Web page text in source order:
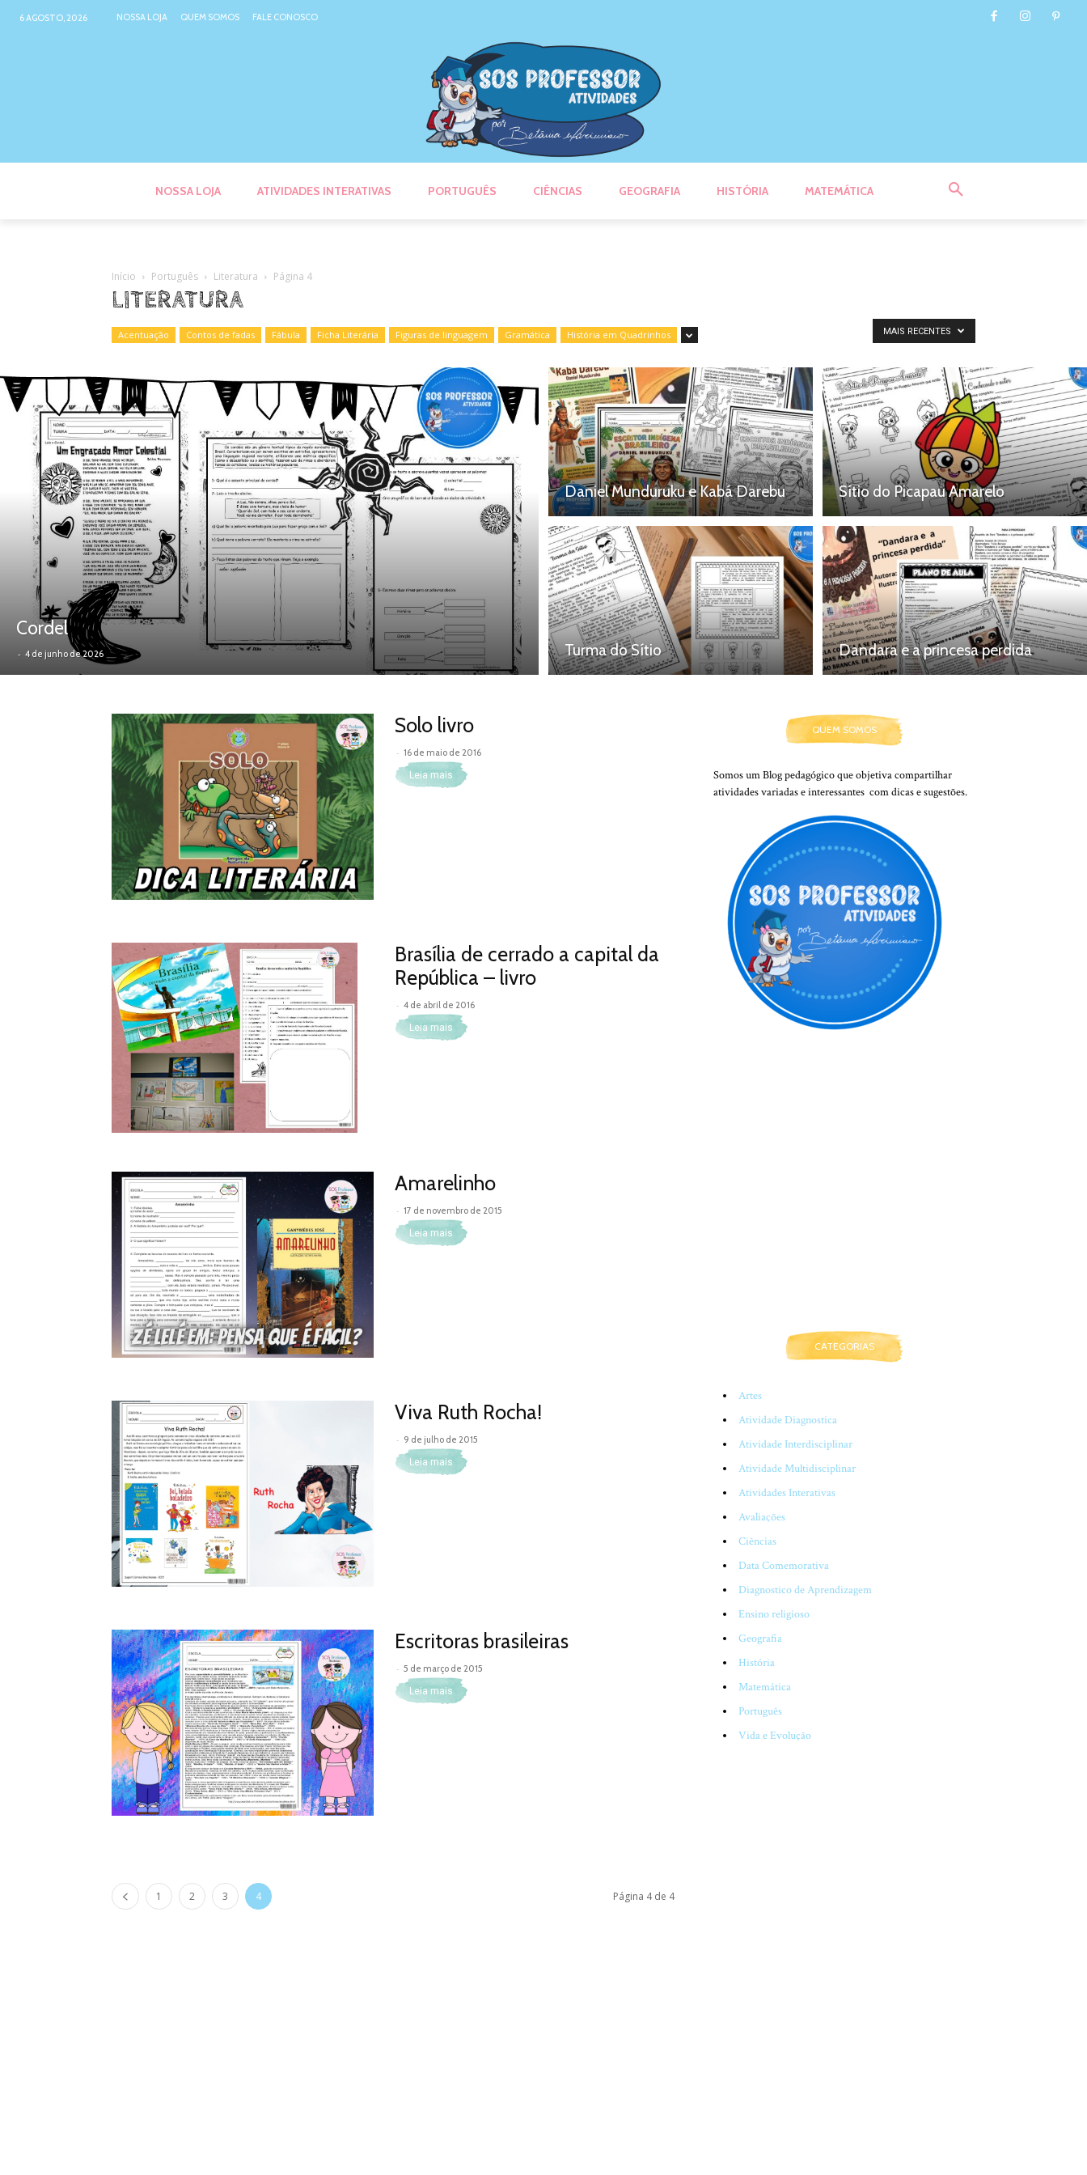
6 AGOSTO, 2026 NOSSA LOJA QUEM SOMOS FALE CONOSCO
NOSSA LOJA ATIVIDADES INTERATIVAS PORTUGUÊS CIÊNCIAS GEOGRAFIA HISTÓRIA MATEMÁTICA
Início Português Literatura Página 4
LITERATURA
Acentuação Contos de fadas Fábula Ficha Literária Figuras de linguagem Gramática História em Quadrinhos MAIS RECENTES
Cordel
- 4 de junho de 2026
Daniel Munduruku e Kabá Darebu Sítio do Picapau Amarelo
Turma do Sítio Dandara e a princesa perdida
Solo livro
- 16 de maio de 2016
Leia mais
Brasília de cerrado a capital da
República – livro
- 4 de abril de 2016
Leia mais
Amarelinho
- 17 de novembro de 2015
Leia mais
Viva Ruth Rocha!
- 9 de julho de 2015
Leia mais
Escritoras brasileiras
- 5 de março de 2015
Leia mais
1 2 3 4 Página 4 de 4
QUEM SOMOS
Somos um Blog pedagógico que objetiva compartilhar
atividades variadas e interessantes com dicas e sugestões.
CATEGORIAS
Artes
Atividade Diagnostica
Atividade Interdisciplinar
Atividade Multidisciplinar
Atividades Interativas
Avaliações
Ciências
Data Comemorativa
Diagnostico de Aprendizagem
Ensino religioso
Geografia
História
Matemática
Português
Vida e Evolução